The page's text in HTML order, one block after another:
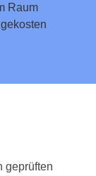
Raum
geprüften